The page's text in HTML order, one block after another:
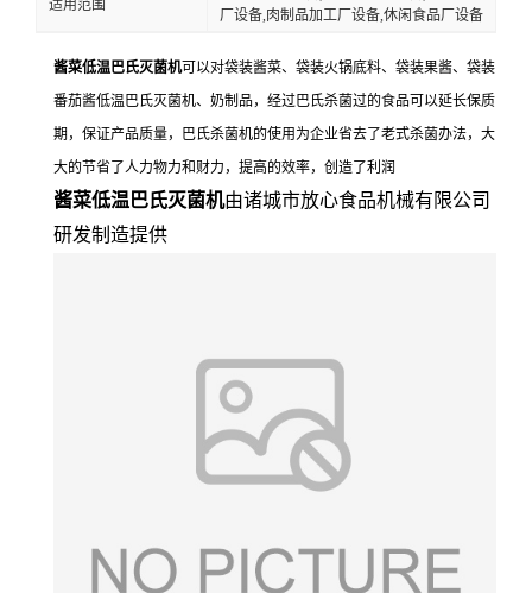
适用范围
厂设备,肉制品加工厂设备,休闲食品厂设备
酱菜低温巴氏灭菌机可以对袋装酱菜、袋装火锅底料、袋装果酱、袋装
番茄酱低温巴氏灭菌机、奶制品，经过巴氏杀菌过的食品可以延长保质
期，保证产品质量，巴氏杀菌机的使用为企业省去了老式杀菌办法，大
大的节省了人力物力和财力，提高的效率，创造了利润
酱菜低温巴氏灭菌机由诸城市放心食品机械有限公司
研发制造提供